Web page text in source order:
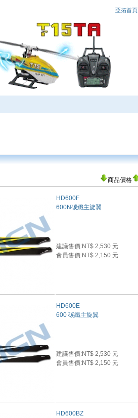
亞拓首頁
商品價格
HD600F
600N碳纖主旋翼
建議售價:NT$ 2,530 元
會員售價:NT$ 2,150 元
HD600E
600 碳纖主旋翼
建議售價:NT$ 2,530 元
會員售價:NT$ 2,150 元
HD600BZ